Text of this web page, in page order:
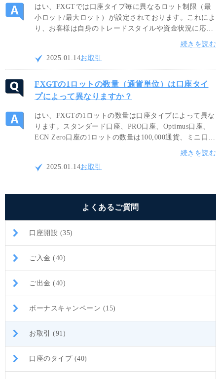
はい、FXGTでは口座タイプ毎に異なるロット制限（最
小ロット/最大ロット）が設定されております。これによ
り、お客様は自身のトレードスタイルや資金状況に応じ
て適切なロットサイズを選択し、リスク管理しながらよ
り効果的な取引を行って頂くことが可能です。
続きを読む
2025.01.14お取引
FXGTの1ロットの数量（通貨単位）は口座タイ
プによって異なりますか？
はい、FXGTの1ロットの数量は口座タイプによって異な
ります。スタンダード口座、PRO口座、Optimus口座、
ECN Zero口座の1ロットの数量は100,000通貨、ミニ口座
では10,000通貨、CryptoX口座では1通貨です。ご自身の
トレードスタイルに合わせて最適な口座タイプをご利用
ください。
続きを読む
2025.01.14お取引
よくあるご質問
口座開設 (35)
ご入金 (40)
ご出金 (40)
ボーナスキャンペーン (15)
お取引 (91)
口座のタイプ (40)